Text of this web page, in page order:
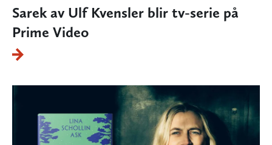
Sarek av Ulf Kvensler blir tv-serie på
Prime Video